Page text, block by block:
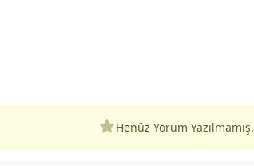
Henüz Yorum Yazılmamış.